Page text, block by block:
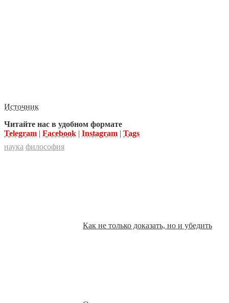
Источник
Читайте нас в удобном формате
Telegram | Facebook | Instagram | Tags
наука философия
Как не только доказать, но и убедить